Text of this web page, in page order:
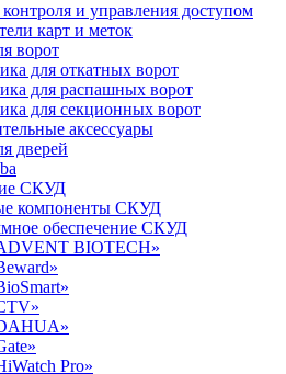
и управления доступом
карт и меток
ворот
для откатных ворот
для распашных ворот
для секционных ворот
аксессуары
дверей
СКУД
компоненты СКУД
обеспечение СКУД
BIOTECH»
Pro»